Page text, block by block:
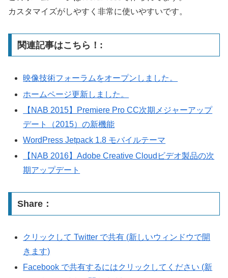
カスタマイズがしやすく非常に使いやすいです。
関連記事はこちら！:
映像技術フォーラムをオープンしました。
ホームページ更新しました。
【NAB 2015】Premiere Pro CC次期メジャーアップ
デート（2015）の新機能
WordPress Jetpack 1.8 モバイルテーマ
【NAB 2016】Adobe Creative Cloudビデオ製品の次
期アップデート
Share：
クリックして Twitter で共有 (新しいウィンドウで開
きます)
Facebook で共有するにはクリックしてください (新